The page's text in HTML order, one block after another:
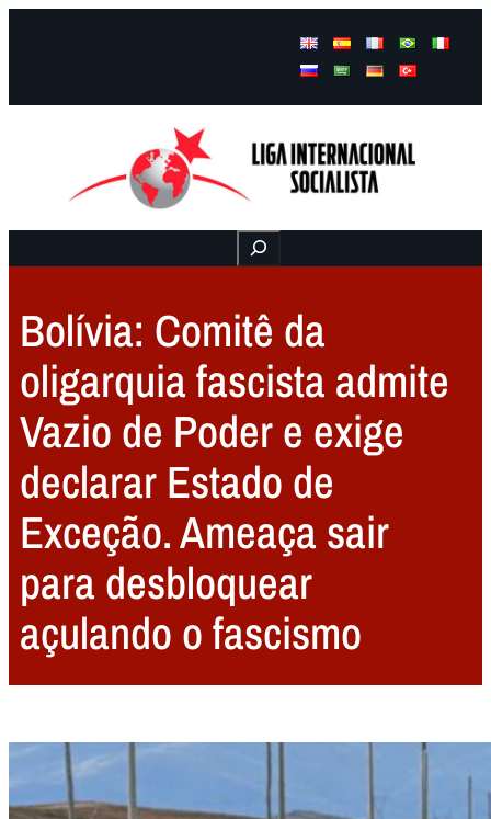
Buscar
Bolívia: Comitê da
oligarquia fascista admite
Vazio de Poder e exige
declarar Estado de
Exceção. Ameaça sair
para desbloquear
açulando o fascismo